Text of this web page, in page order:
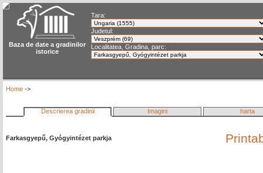
Baza de date a gradinilor
istorice
Tara:
Judetul:
Localitatea, Gradina, parc:
Home ->
Descrierea gradinii Imagini harta
Farkasgyepű, Gyógyintézet parkja